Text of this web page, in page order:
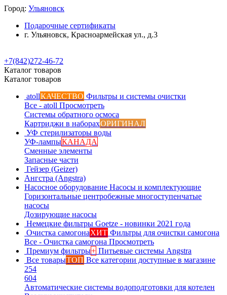
Город: Ульяновск
Подарочные сертификаты
г. Ульяновск, Красноармейская ул., д.3
+7(842)272-46-72
Каталог товаров
Каталог товаров
atollКАЧЕСТВО Фильтры и системы очистки
Все - atoll Просмотреть
Системы обратного осмоса
Картриджи в наборахОРИГИНАЛ
УФ стерилизаторы воды
УФ-лампыКАНАДА
Сменные элементы
Запасные части
Гейзер (Geizer)
Ангстра (Angstra)
Насосное оборудование Насосы и комплектующие
Горизонтальные центробежные многоступенчатые
насосы
Дозирующие насосы
Немецкие фильтры Goetze - новинки 2021 года
Очистка самогонаХИТ Фильтры для очистки самогона
Все - Очистка самогона Просмотреть
Премиум фильтры+ Питьевые системы Angstra
Все товарыТОП Все категории доступные в магазине
254
604
Автоматические системы водоподготовки для котелен